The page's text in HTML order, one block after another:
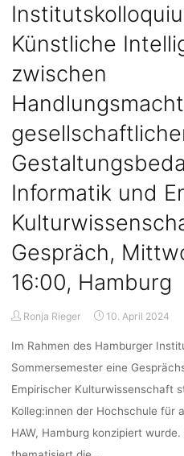
Digital
Institutskolloquium
IfEE
Berlin
SoSe
dienstags
16:00,
Berlin/Online"
Künstliche
zwischen
Informatik und
Gespräch,
16:00, Hamburg
Ronja Rieger 10. April 2024
Im Rahmen des Hamburger
Sommersemester eine
Empirischer Kulturwissenschaft
Kolleg:innen der Hochschule für
HAW, Hamburg konzipiert